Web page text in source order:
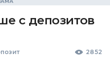
с депозитов
2852